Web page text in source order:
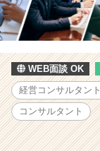
WEB面談 OK
経営コンサルタント
コンサルタント